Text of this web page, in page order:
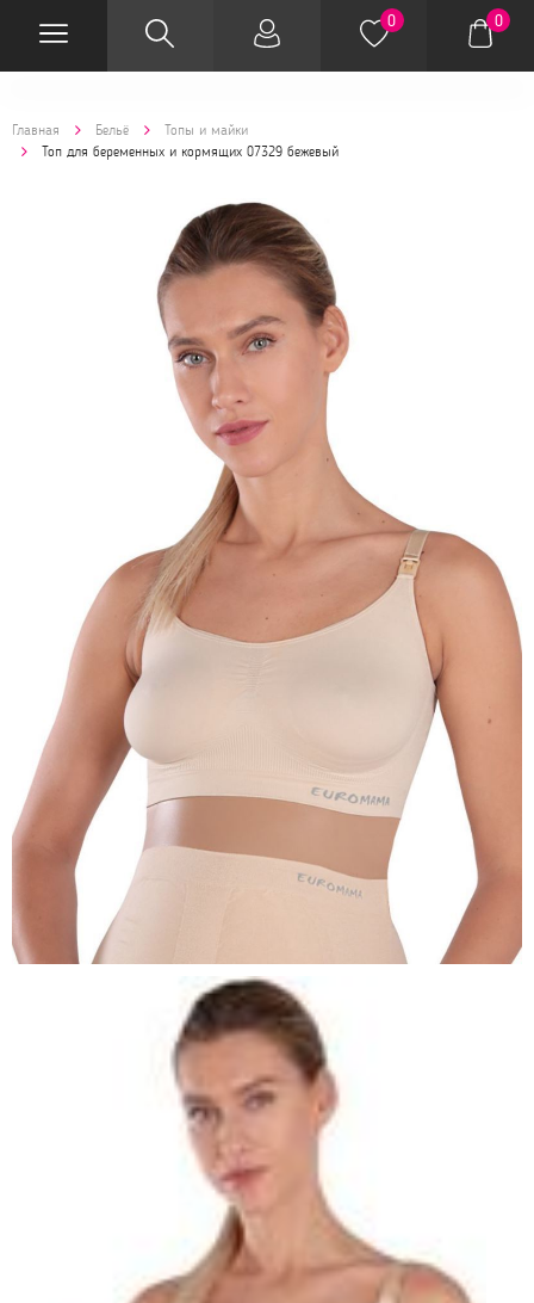
0 0
Главная Бельё
Топы и майки
Топ для беременных и кормящих 07329 бежевый